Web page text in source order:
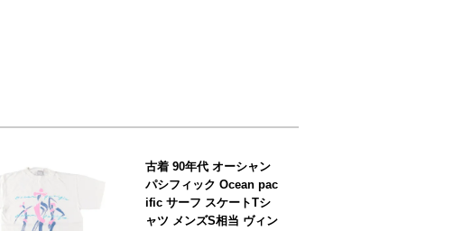
古着 90年代 オーシャン
パシフィック Ocean pac
ific サーフ スケートTシ
ャツ メンズS相当 ヴィン